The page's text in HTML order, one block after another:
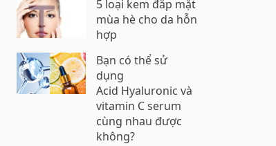
5 loại kem đắp mặt
mùa hè cho da hỗn
hợp
Bạn có thể sử
dụng
Acid Hyaluronic và
vitamin C serum
cùng nhau được
không?